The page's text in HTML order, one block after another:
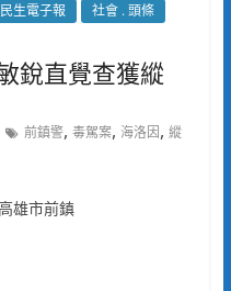
民生電子報
社會 . 頭條
銳直覺查獲縱
前鎮警, 毒駕案, 海洛因, 縱
雄市前鎮